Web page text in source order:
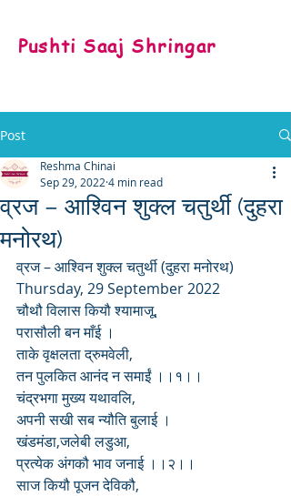
Pushti Saaj Shringar
Post
व्रज – आश्विन शुक्ल चतुर्थी (दुहरा
मनोरथ)
Reshma Chinai
Sep 29, 2022 4 min read
व्रज – आश्विन शुक्ल चतुर्थी (दुहरा मनोरथ)
Thursday, 29 September 2022
चौथौ विलास कियौ श्यामाजू,
परासौली बन माँई ।
ताके वृक्षलता द्रुमवेली,
तन पुलकित आनंद न समाईं ।।१।।
चंद्रभगा मुख्य यथावलि,
अपनी सखी सब न्यौति बुलाई ।
खंडमंडा,जलेबी लडुआ,
प्रत्येक अंगकौ भाव जनाई ।।२।।
साज कियौ पूजन देविकौ,